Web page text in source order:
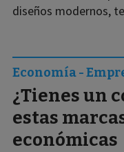
diseños modernos,
¿Tienes un
estas
económicas
Economía -